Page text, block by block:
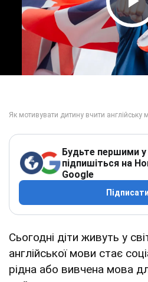
Будьте першими у
підпишіться на
Google
Сьогодні діти живуть у
англійської мови стає
рідна або вивчена мова